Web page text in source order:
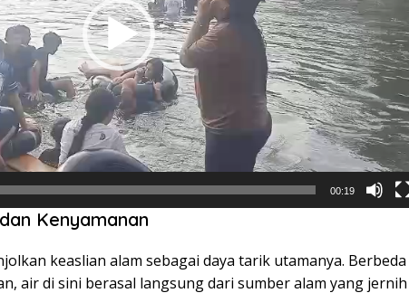
00:19
Kenyamanan
keaslian alam sebagai daya tarik utamanya. Berbeda
air di sini berasal langsung dari sumber alam yang jernih